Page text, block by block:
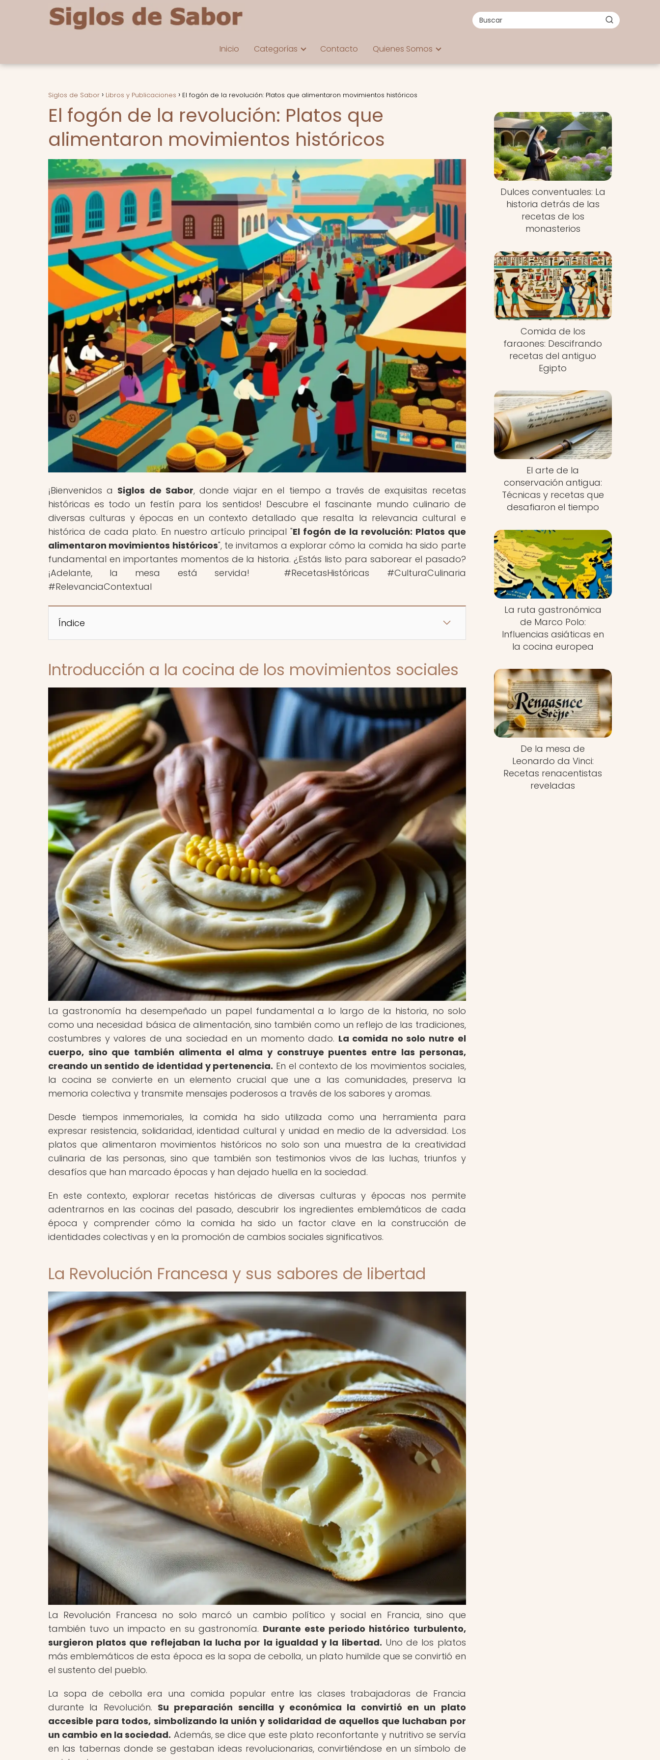
Inicio Categorías Contacto Quienes Somos
Siglos de Sabor Libros y Publicaciones El fogón de la revolución: Platos que alimentaron movimientos históricos
El fogón de la revolución: Platos que
alimentaron movimientos históricos
¡Bienvenidos a Siglos de Sabor, donde viajar en el tiempo a través de exquisitas recetas
históricas es todo un festín para los sentidos! Descubre el fascinante mundo culinario de
diversas culturas y épocas en un contexto detallado que resalta la relevancia cultural e
histórica de cada plato. En nuestro artículo principal "El fogón de la revolución: Platos que
alimentaron movimientos históricos", te invitamos a explorar cómo la comida ha sido parte
fundamental en importantes momentos de la historia. ¿Estás listo para saborear el pasado?
¡Adelante, la mesa está servida! ️ #RecetasHistóricas #CulturaCulinaria
#RelevanciaContextual
Índice
Introducción a la cocina de los movimientos sociales
La gastronomía ha desempeñado un papel fundamental a lo largo de la historia, no solo
como una necesidad básica de alimentación, sino también como un reflejo de las tradiciones,
costumbres y valores de una sociedad en un momento dado. La comida no solo nutre el
cuerpo, sino que también alimenta el alma y construye puentes entre las personas,
creando un sentido de identidad y pertenencia. En el contexto de los movimientos sociales,
la cocina se convierte en un elemento crucial que une a las comunidades, preserva la
memoria colectiva y transmite mensajes poderosos a través de los sabores y aromas.
Desde tiempos inmemoriales, la comida ha sido utilizada como una herramienta para
expresar resistencia, solidaridad, identidad cultural y unidad en medio de la adversidad. Los
platos que alimentaron movimientos históricos no solo son una muestra de la creatividad
culinaria de las personas, sino que también son testimonios vivos de las luchas, triunfos y
desafíos que han marcado épocas y han dejado huella en la sociedad.
En este contexto, explorar recetas históricas de diversas culturas y épocas nos permite
adentrarnos en las cocinas del pasado, descubrir los ingredientes emblemáticos de cada
época y comprender cómo la comida ha sido un factor clave en la construcción de
identidades colectivas y en la promoción de cambios sociales significativos.
La Revolución Francesa y sus sabores de libertad
La Revolución Francesa no solo marcó un cambio político y social en Francia, sino que
también tuvo un impacto en su gastronomía. Durante este periodo histórico turbulento,
surgieron platos que reflejaban la lucha por la igualdad y la libertad. Uno de los platos
más emblemáticos de esta época es la sopa de cebolla, un plato humilde que se convirtió en
el sustento del pueblo.
La sopa de cebolla era una comida popular entre las clases trabajadoras de Francia
durante la Revolución. Su preparación sencilla y económica la convirtió en un plato
accesible para todos, simbolizando la unión y solidaridad de aquellos que luchaban por
un cambio en la sociedad. Además, se dice que este plato reconfortante y nutritivo se servía
en las tabernas donde se gestaban ideas revolucionarias, convirtiéndose en un símbolo de
Dulces conventuales: La
historia detrás de las
recetas de los
monasterios
Comida de los
faraones: Descifrando
recetas del antiguo
Egipto
El arte de la
conservación antigua:
Técnicas y recetas que
desafiaron el tiempo
La ruta gastronómica
de Marco Polo:
Influencias asiáticas en
la cocina europea
De la mesa de
Leonardo da Vinci:
Recetas renacentistas
reveladas